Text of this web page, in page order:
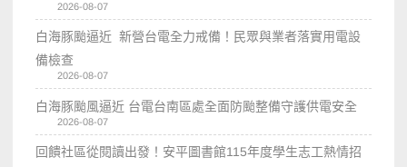
2026-08-07
白海豚颱逼近 新營台電全力戒備！民眾與業者落實用電設
備檢查
2026-08-07
白海豚颱風逼近 台電台南區處全面防颱整備守護供電安全
2026-08-07
回饋社區從閱讀出發！安平圖書館115年度學生志工熱情招